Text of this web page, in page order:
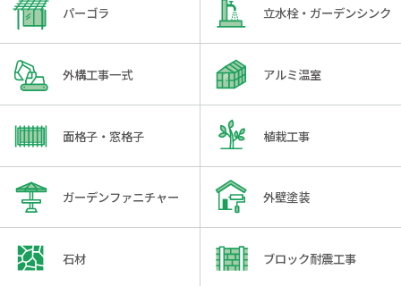
パーゴラ 立水栓・ガーデンシンク
外構工事一式 アルミ温室
面格子・窓格子 植栽工事
ガーデンファニチャー 外壁塗装
石材 ブロック耐震工事